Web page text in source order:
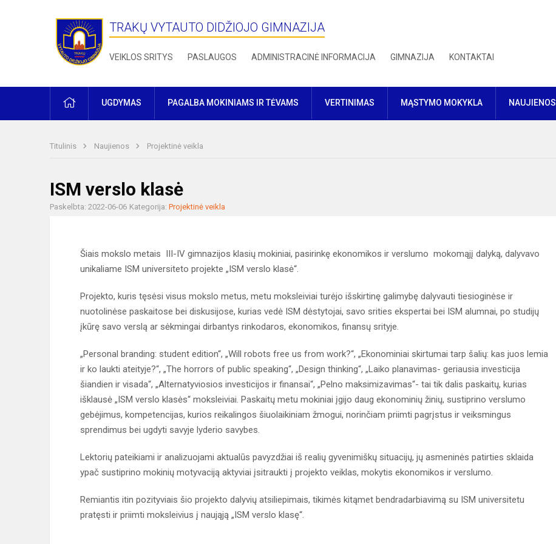
TRAKŲ VYTAUTO DIDŽIOJO GIMNAZIJA
VEIKLOS SRITYS PASLAUGOS ADMINISTRACINĖ INFORMACIJA GIMNAZIJA KONTAKTAI
PRADŽIAUGDYMAS PAGALBA MOKINIAMS IR TĖVAMS VERTINIMAS MĄSTYMO MOKYKLA NAUJIENOS
Titulinis Naujienos Projektinė veikla
ISM verslo klasė
Paskelbta: 2022-06-06 Kategorija: Projektinė veikla
Šiais mokslo metais III-IV gimnazijos klasių mokiniai, pasirinkę ekonomikos ir verslumo mokomąjį dalyką, dalyvavo
unikaliame ISM universiteto projekte „ISM verslo klasė“.
Projekto, kuris tęsėsi visus mokslo metus, metu moksleiviai turėjo išskirtinę galimybę dalyvauti tiesioginėse ir
nuotolinėse paskaitose bei diskusijose, kurias vedė ISM dėstytojai, savo srities ekspertai bei ISM alumnai, po studijų
įkūrę savo verslą ar sėkmingai dirbantys rinkodaros, ekonomikos, finansų srityje.
„Personal branding: student edition“, „Will robots free us from work?“, „Ekonominiai skirtumai tarp šalių: kas juos lemia
ir ko laukti ateityje?“, „The horrors of public speaking“, „Design thinking“, „Laiko planavimas- geriausia investicija
šiandien ir visada“, „Alternatyviosios investicijos ir finansai“, „Pelno maksimizavimas“- tai tik dalis paskaitų, kurias
išklausė „ISM verslo klasės“ moksleiviai. Paskaitų metu mokiniai įgijo daug ekonominių žinių, sustiprino verslumo
gebėjimus, kompetencijas, kurios reikalingos šiuolaikiniam žmogui, norinčiam priimti pagrįstus ir veiksmingus
sprendimus bei ugdyti savyje lyderio savybes.
Lektorių pateikiami ir analizuojami aktualūs pavyzdžiai iš realių gyvenimiškų situacijų, jų asmeninės patirties sklaida
ypač sustiprino mokinių motyvaciją aktyviai įsitraukti į projekto veiklas, mokytis ekonomikos ir verslumo.
Remiantis itin pozityviais šio projekto dalyvių atsiliepimais, tikimės kitąmet bendradarbiavimą su ISM universitetu
pratęsti ir priimti moksleivius į naująją „ISM verslo klasę“.